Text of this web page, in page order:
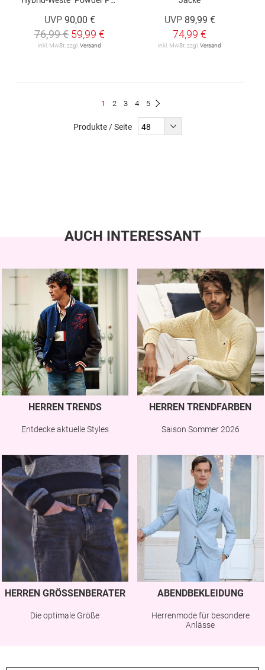
UVP 90,00 €
76,99 € 59,99 €
inkl. MwSt. zzgl. Versand
UVP 89,99 €
74,99 €
inkl. MwSt. zzgl. Versand
Du
1 Seite
2 Seite
3 Seite
4 Seite
5
Produkte / Seite
AUCH INTERESSANT
HERREN TRENDS
Entdecke aktuelle Styles
HERREN TRENDFARBEN
Saison Sommer 2026
HERREN GRÖSSENBERATER
Die optimale Größe
ABENDBEKLEIDUNG
Herrenmode für besondere
Anlässe